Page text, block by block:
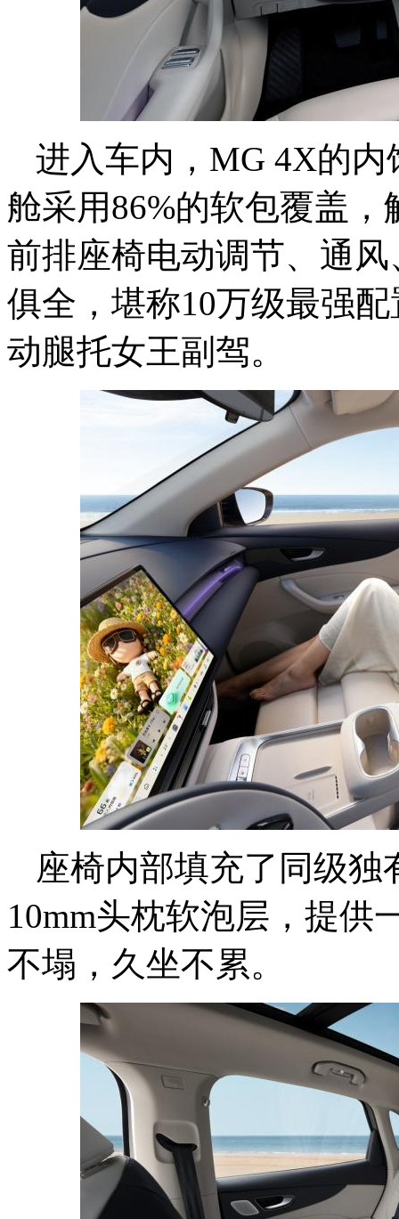
进入车内，MG 4X的
舱采用86%的软包覆盖
前排座椅电动调节、通
俱全，堪称10万级最强
动腿托女王副驾。
座椅内部填充了同级独
10mm头枕软泡层，提供
不塌，久坐不累。